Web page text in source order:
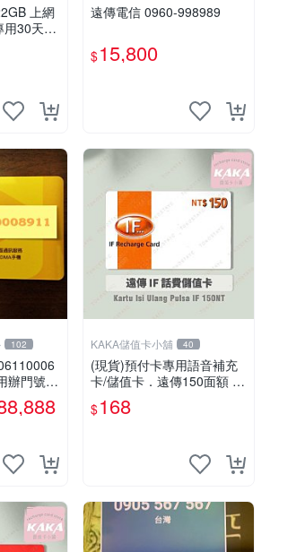
上網
用30天上
Internet i
儲值卡
遠傳電信 0960-998989
$15,800
102
辦門號
一生的好
KAKA儲值卡小舖 40
(現貨)預付卡專用語音補充
卡/儲值卡．遠傳150面額 ．
IF 150 [KAKA儲值卡小舖]
$168